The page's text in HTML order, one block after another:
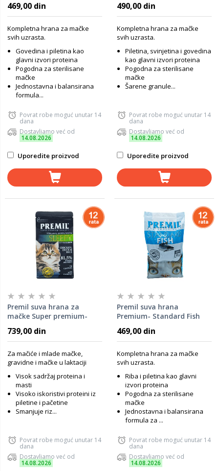
469,00 din
Kompletna hrana za mačke
svih uzrasta.
Govedina i piletina kao
glavni izvori proteina
Pogodna za sterilisane
mačke
Jednostavna i balansirana
formula...
Povrat robe moguć unutar 14
dana
Dostavljamo već od
14.08.2026
Uporedite proizvod
490,00 din
Kompletna hrana za mačke
svih uzrasta.
Piletina, svinjetina i govedina
kao glavni izvori proteina
Pogodna za sterilisane
mačke
Šarene granule...
Povrat robe moguć unutar 14
dana
Dostavljamo već od
14.08.2026
Uporedite proizvod
Premil suva hrana za
mačke Super premium-
739,00 din
Za mačiće i mlade mačke,
gravidne i mačke u laktaciji
Visok sadržaj proteina i
masti
Visoko iskoristivi proteini iz
piletine i pačetine
Smanjuje riz...
Povrat robe moguć unutar 14
dana
Dostavljamo već od
14.08.2026
Premil suva hrana
Premium- Standard Fish
469,00 din
Kompletna hrana za mačke
svih uzrasta.
Riba i piletina kao glavni
izvori proteina
Pogodna za sterilisane
mačke
Jednostavna i balansirana
formula za ...
Povrat robe moguć unutar 14
dana
Dostavljamo već od
14.08.2026